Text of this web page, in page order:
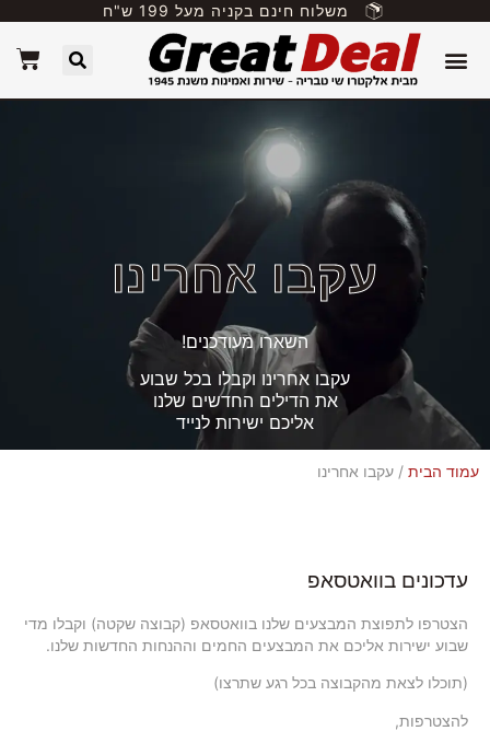
משלוח חינם בקניה מעל 199 ש"ח
עקבו אחרינו
השארו מעודכנים!
עקבו אחרינו וקבלו בכל שבוע
את הדילים החדשים שלנו
אליכם ישירות לנייד
עמוד הבית / עקבו אחרינו
עדכונים בוואטסאפ
הצטרפו לתפוצת המבצעים שלנו בוואטסאפ (קבוצה שקטה) וקבלו מדי
שבוע ישירות אליכם את המבצעים החמים וההנחות החדשות שלנו.
(תוכלו לצאת מהקבוצה בכל רגע שתרצו)
להצטרפות,